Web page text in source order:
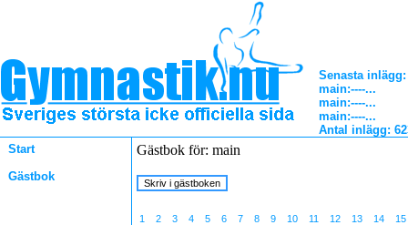
Senasta inlägg:
main:----...
main:----...
main:----...
Antal inlägg:
Start
Gästbok
Gästbok för: main
1 2 3 4 5 6 7 8 9 10 11 12 13 14
15